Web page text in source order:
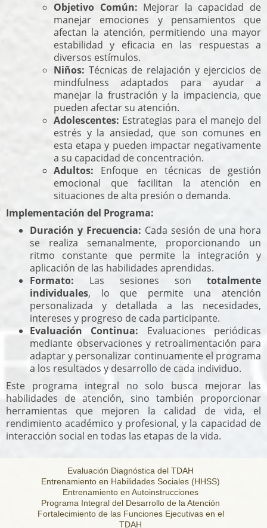
Objetivo Común: Mejorar la capacidad de
manejar emociones y pensamientos que
afectan la atención, permitiendo una mayor
estabilidad y eficacia en las respuestas a
diversos estímulos.
Niños: Técnicas de relajación y ejercicios de
mindfulness adaptados para ayudar a
manejar la frustración y la impaciencia, que
pueden afectar su atención.
Adolescentes: Estrategias para el manejo del
estrés y la ansiedad, que son comunes en
esta etapa y pueden impactar negativamente
a su capacidad de concentración.
Adultos: Enfoque en técnicas de gestión
emocional que facilitan la atención en
situaciones de alta presión o demanda.
Implementación del Programa:
Duración y Frecuencia: Cada sesión de una hora
se realiza semanalmente, proporcionando un
ritmo constante que permite la integración y
aplicación de las habilidades aprendidas.
Formato: Las sesiones son totalmente
individuales, lo que permite una atención
personalizada y detallada a las necesidades,
intereses y progreso de cada participante.
Evaluación Continua: Evaluaciones periódicas
mediante observaciones y retroalimentación para
adaptar y personalizar continuamente el programa
a los resultados y desarrollo de cada individuo.
Este programa integral no solo busca mejorar las
habilidades de atención, sino también proporcionar
herramientas que mejoren la calidad de vida, el
rendimiento académico y profesional, y la capacidad de
interacción social en todas las etapas de la vida.
Evaluación Diagnóstica del TDAH
Entrenamiento en Habilidades Sociales (HHSS)
Entrenamiento en Autoinstrucciones
Programa Integral del Desarrollo de la Atención
Fortalecimiento de las Funciones Ejecutivas en el
TDAH